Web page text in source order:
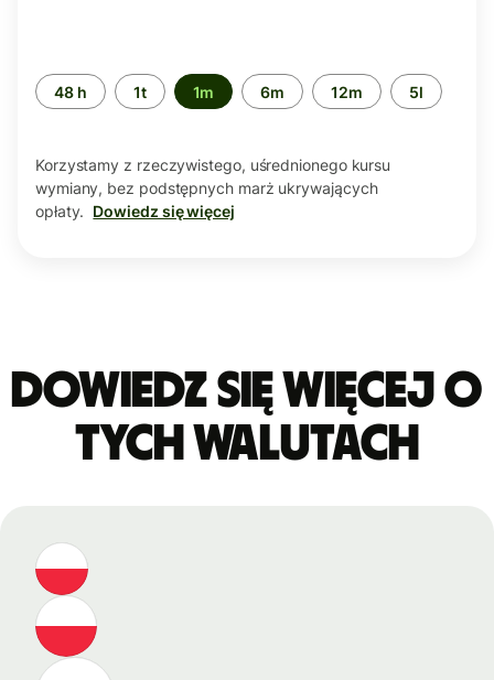
Przedział
czasu
48 h 1t 1m 6m 12m 5l
Korzystamy z rzeczywistego, uśrednionego kursu
wymiany, bez podstępnych marż ukrywających
opłaty. Dowiedz się więcej
Dowiedz się więcej o
tych walutach